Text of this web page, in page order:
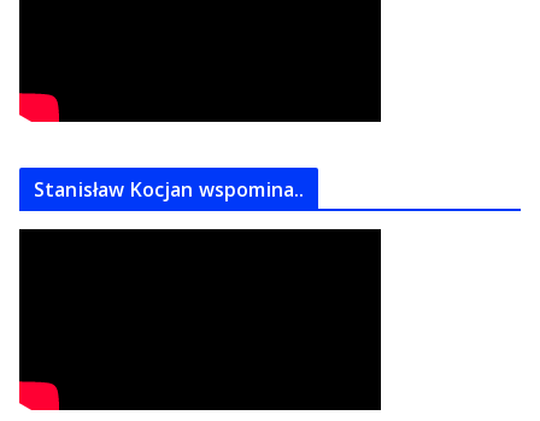
Stanisław Kocjan wspomina..